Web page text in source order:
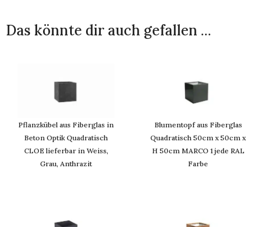
Das könnte dir auch gefallen …
Pflanzkübel aus Fiberglas in
Beton Optik Quadratisch
CLOE lieferbar in Weiss,
Grau, Anthrazit
Blumentopf aus Fiberglas
Quadratisch 50cm x 50cm x
H 50cm MARCO 1 jede RAL
Farbe